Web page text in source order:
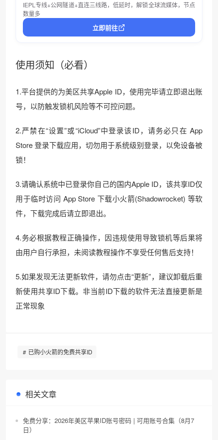
IEPL专线+公网隧道+直连三线路，低延时，解锁全球流媒体，节点
数量多
立即前往
使用须知（必看）
1.平台提供的为美区共享Apple ID，使用完毕请立即退出账
号，以防触发锁机风险等不可控问题。
2.严禁在“设置”或“iCloud”中登录该ID，请务必只在 App
Store 登录下载应用，切勿用于系统级别登录，以免设备被
锁！
3.请确认系统中已登录你自己的国内Apple ID，该共享ID仅
用于临时访问 App Store 下载小火箭(Shadowrocket) 等软
件，下载完成后请立即退出。
4.务必根据教程正确操作，因违规使用导致锁机等后果将
由用户自行承担，未阅读教程操作不享受任何售后支持！
5.如果发现无法更新软件，请勿点击“更新”，建议卸载后重
新使用共享ID下载。非当前ID下载的软件无法直接更新是
正常现象
已购小火箭的免费共享ID
相关文章
免费分享：2026年美区苹果ID账号密码 | 可用账号合集（8月7
日）